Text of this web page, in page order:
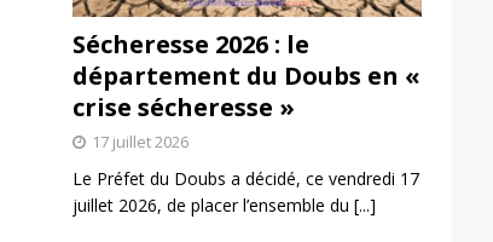
Sécheresse 2026 : le
département du Doubs en «
crise sécheresse »
17 juillet 2026
Le Préfet du Doubs a décidé, ce vendredi 17
juillet 2026, de placer l’ensemble du [...]